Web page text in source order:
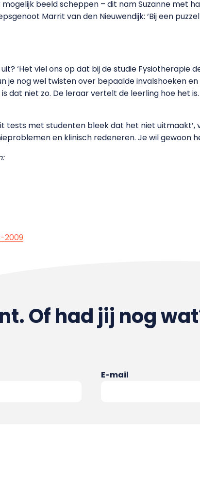
beeld scheppen – dit nam Suzanne met
Marrit van den Nieuwendijk: ‘Bij een
‘Het viel ons op dat bij de studie Fysiotherapie
je nog wel twisten over bepaalde invalshoeken
is dat niet zo. De leraar vertelt de leerling hoe het
tests met studenten bleek dat het niet uitmaakt’,
en klinisch redeneren. Je wil gewoon
2009
Of had jij nog
E-mail